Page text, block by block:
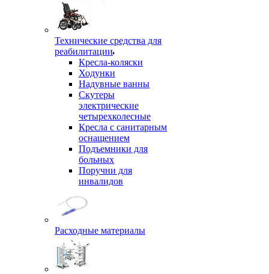
Технические средства для
реабилитации
Кресла-коляски
Ходунки
Надувные ванны
Скутеры
электрические
четырехколесные
Кресла с санитарным
оснащением
Подъемники для
больных
Поручни для
инвалидов
Расходные материалы